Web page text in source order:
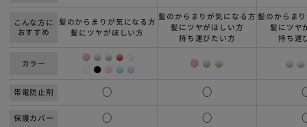
こんな方に
おすすめ
髪のからまりが気になる方
髪にツヤがほしい方
髪のからまりが気になる方
髪にツヤがほしい方
持ち運びたい方
髪のからま
髪にツヤ
持ち運
カラー
帯電防止剤 ○ ○
保護カバー ○ ○